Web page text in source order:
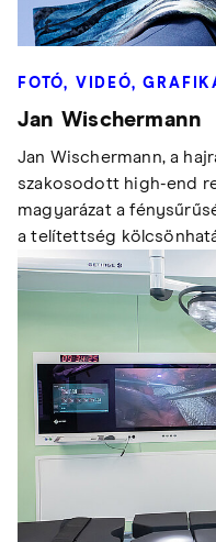
FOTÓ, VIDEÓ,
Jan Wischermann
Jan Wischermann, a
szakosodott high-end
magyarázat a
a telítettség